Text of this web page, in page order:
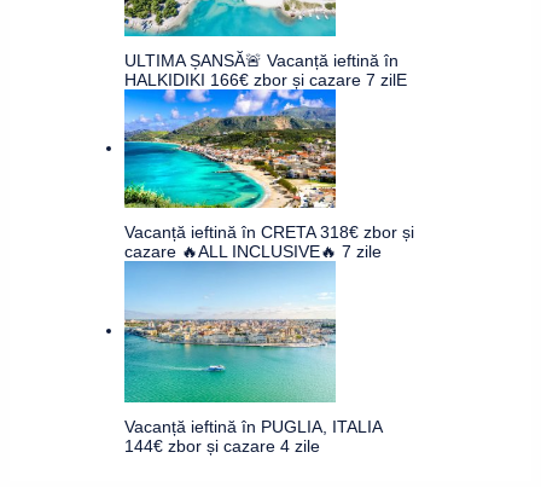
ULTIMA ȘANSĂ🚨 Vacanță ieftină în
HALKIDIKI 166€ zbor și cazare 7 zilE
Vacanță ieftină în CRETA 318€ zbor și
cazare 🔥ALL INCLUSIVE🔥 7 zile
Vacanță ieftină în PUGLIA, ITALIA
144€ zbor și cazare 4 zile